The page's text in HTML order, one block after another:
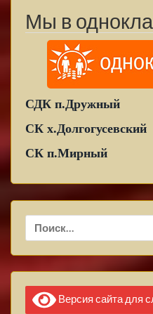
Мы в
СДК п.Дружный
СК х.Долгогусевский
СК п.Мирный
Версия сайта для